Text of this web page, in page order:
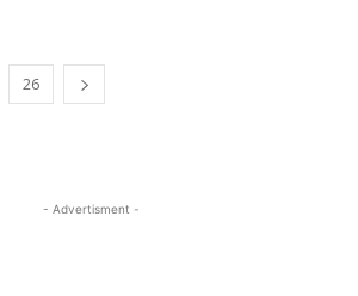
26
- Advertisment -